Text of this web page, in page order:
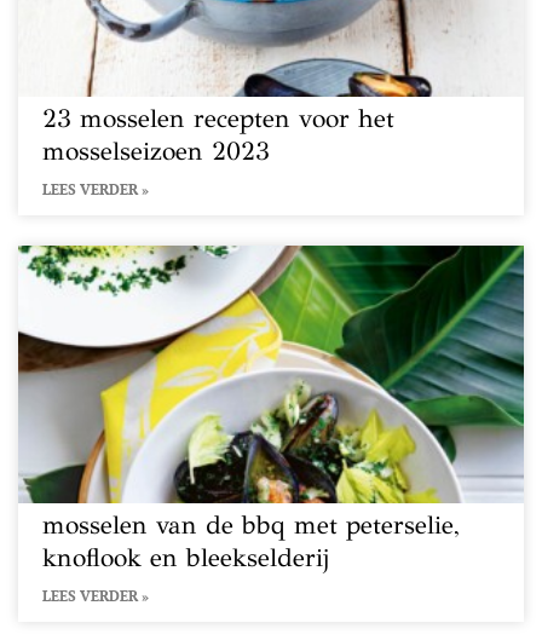
23 mosselen recepten voor het
mosselseizoen 2023
LEES VERDER »
mosselen van de bbq met peterselie,
knoflook en bleekselderij
LEES VERDER »